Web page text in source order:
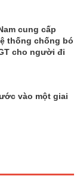
cung cấp
thống chống bó
cho người đi
vào một giai